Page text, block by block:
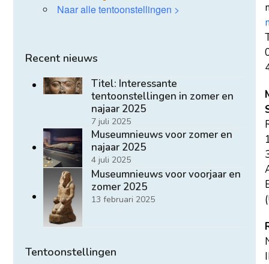
Naar alle tentoonstellingen >
Recent nieuws
Titel: Interessante
tentoonstellingen in zomer en
najaar 2025
7 juli 2025
Museumnieuws voor zomer en
najaar 2025
4 juli 2025
Museumnieuws voor voorjaar en
zomer 2025
13 februari 2025
Tentoonstellingen